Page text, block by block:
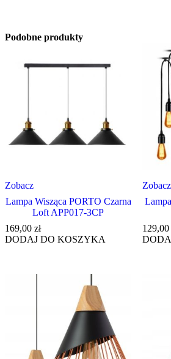
Podobne produkty
Zobacz
Lampa Wisząca PORTO Czarna
Loft APP017-3CP
169,00 zł
DODAJ DO KOSZYKA
Zobacz
129,00